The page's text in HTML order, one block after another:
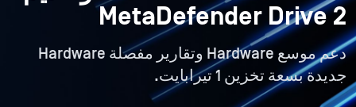
MetaDefender Drive 2
دعم موسع Hardware وتقارير مفصلة Hardware
جديدة بسعة تخزين 1 تيرابايت.